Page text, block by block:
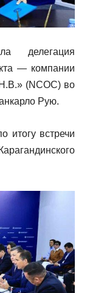
делегация
— компании
(NCOC) во
Рую.
итогу встречи